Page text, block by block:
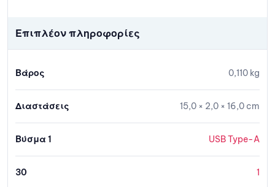
Επιπλέον πληροφορίες
Βάρος 0,110 kg
Διαστάσεις 15,0 × 2,0 × 16,0 cm
Βύσμα 1 USB Type-A
30 1